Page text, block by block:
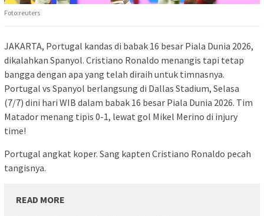
Foto:reuters
JAKARTA, Portugal kandas di babak 16 besar Piala Dunia 2026,
dikalahkan Spanyol. Cristiano Ronaldo menangis tapi tetap
bangga dengan apa yang telah diraih untuk timnasnya.
Portugal vs Spanyol berlangsung di Dallas Stadium, Selasa
(7/7) dini hari WIB dalam babak 16 besar Piala Dunia 2026. Tim
Matador menang tipis 0-1, lewat gol Mikel Merino di injury
time!
Portugal angkat koper. Sang kapten Cristiano Ronaldo pecah
tangisnya.
READ MORE